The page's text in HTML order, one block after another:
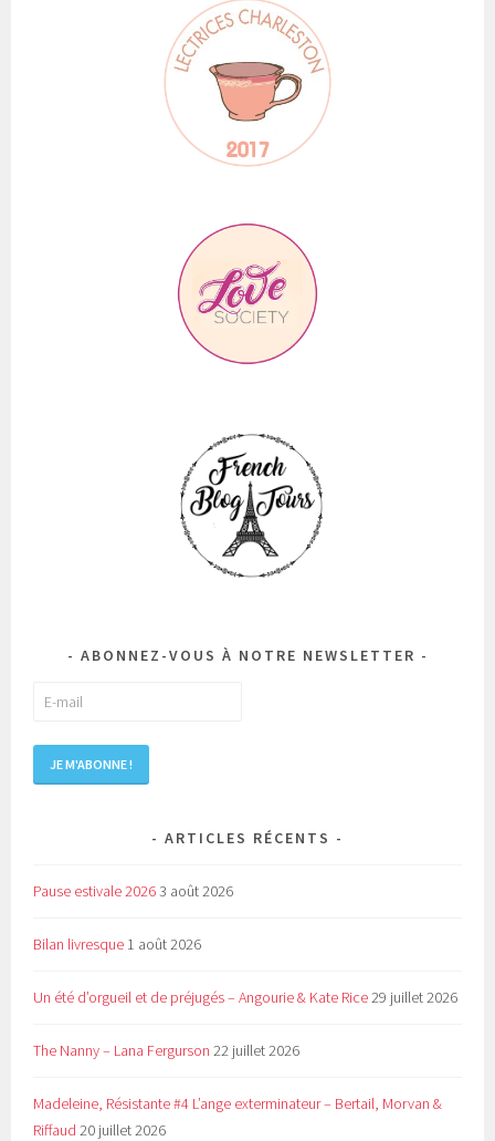
ABONNEZ-VOUS À NOTRE NEWSLETTER
ARTICLES RÉCENTS
Pause estivale 20263 août 2026
Bilan livresque 1 août 2026
Un été d’orgueil et de préjugés – Angourie & Kate Rice29 juillet 2026
The Nanny – Lana Fergurson 22 juillet 2026
Madeleine, Résistante #4 L’ange exterminateur – Bertail, Morvan &
Riffaud 20 juillet 2026